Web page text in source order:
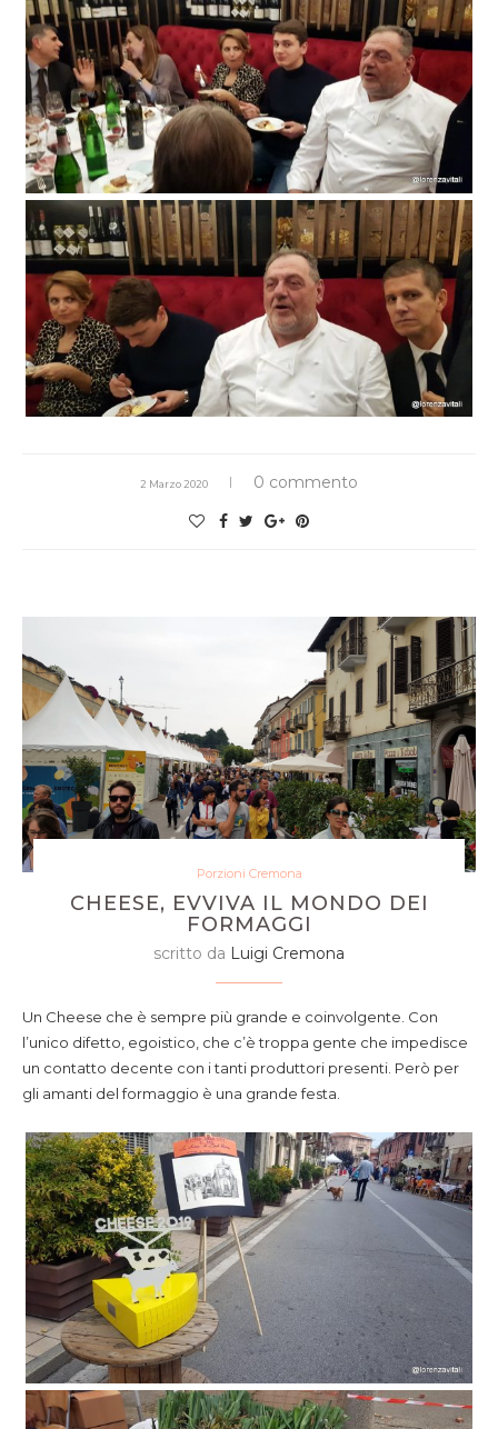
2 Marzo 2020 0 commento
Porzioni Cremona
CHEESE, EVVIVA IL MONDO DEI
FORMAGGI
scritto da Luigi Cremona
Un Cheese che è sempre più grande e coinvolgente. Con
l’unico difetto, egoistico, che c’è troppa gente che impedisce
un contatto decente con i tanti produttori presenti. Però per
gli amanti del formaggio è una grande festa.